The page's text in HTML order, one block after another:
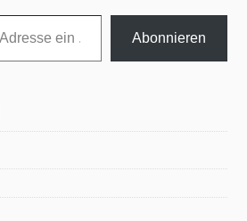
Abonnieren